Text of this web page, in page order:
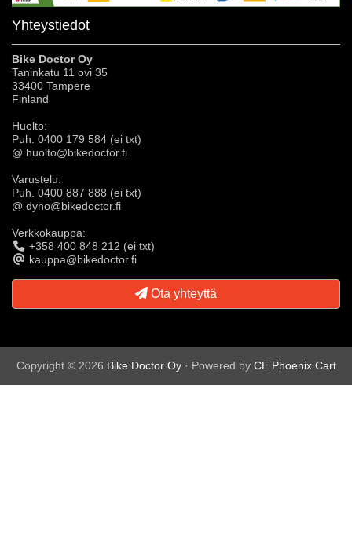
Yhteystiedot
Bike Doctor Oy
Taninkatu 11 ovi 35
33400 Tampere
Finland
Huolto:
Puh. 0400 179 584 (ei txt)
@ huolto@bikedoctor.fi
Varustelu:
Puh. 0400 887 888 (ei txt)
@ dyno@bikedoctor.fi
Verkkokauppa:
+358 400 848 212 (ei txt)
kauppa@bikedoctor.fi
Ota yhteyttä
Copyright © 2026 Bike Doctor Oy· Powered by CE Phoenix Cart